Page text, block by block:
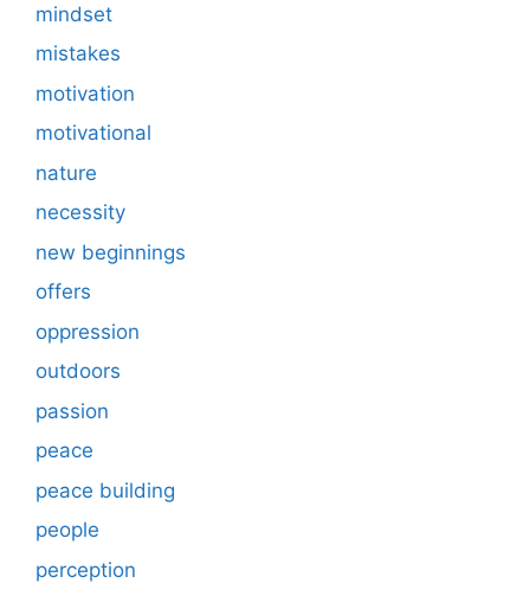
mindset
mistakes
motivation
motivational
nature
necessity
new beginnings
offers
oppression
outdoors
passion
peace
peace building
people
perception